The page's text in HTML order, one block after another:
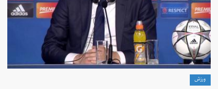
ورزش